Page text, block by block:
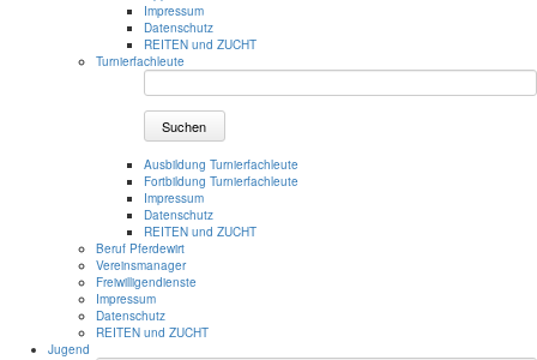
Impressum
Datenschutz
REITEN und ZUCHT
Turnierfachleute
Suchen
Ausbildung Turnierfachleute
Fortbildung Turnierfachleute
Impressum
Datenschutz
REITEN und ZUCHT
Beruf Pferdewirt
Vereinsmanager
Freiwilligendienste
Impressum
Datenschutz
REITEN und ZUCHT
Jugend